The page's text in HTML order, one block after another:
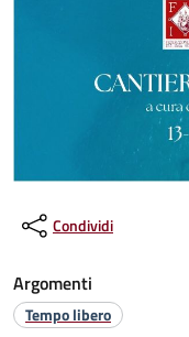
Condividi
Argomenti
Tempo libero